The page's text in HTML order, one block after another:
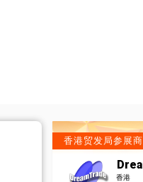
香港贸发局参展商
香港